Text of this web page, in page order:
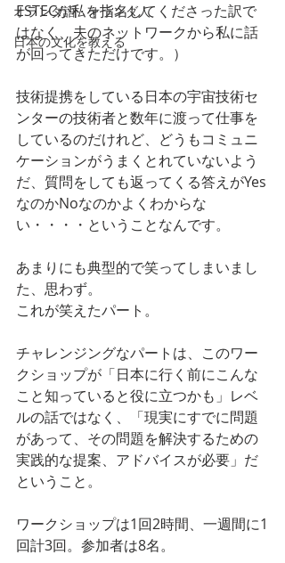
オランダ語・オランダ人
日本の文化を教える
ESTECが私を指名してくださった訳で
はなく、夫のネットワークから私に話
が回ってきただけです。）
技術提携をしている日本の宇宙技術セ
ンターの技術者と数年に渡って仕事を
しているのだけれど、どうもコミュニ
ケーションがうまくとれていないよう
だ、質問をしても返ってくる答えがYes
なのかNoなのかよくわからな
い・・・・ということなんです。
あまりにも典型的で笑ってしまいまし
た、思わず。
これが笑えたパート。
チャレンジングなパートは、このワー
クショップが「日本に行く前にこんな
こと知っていると役に立つかも」レベ
ルの話ではなく、「現実にすでに問題
があって、その問題を解決するための
実践的な提案、アドバイスが必要」だ
ということ。
ワークショップは1回2時間、一週間に1
回計3回。参加者は8名。